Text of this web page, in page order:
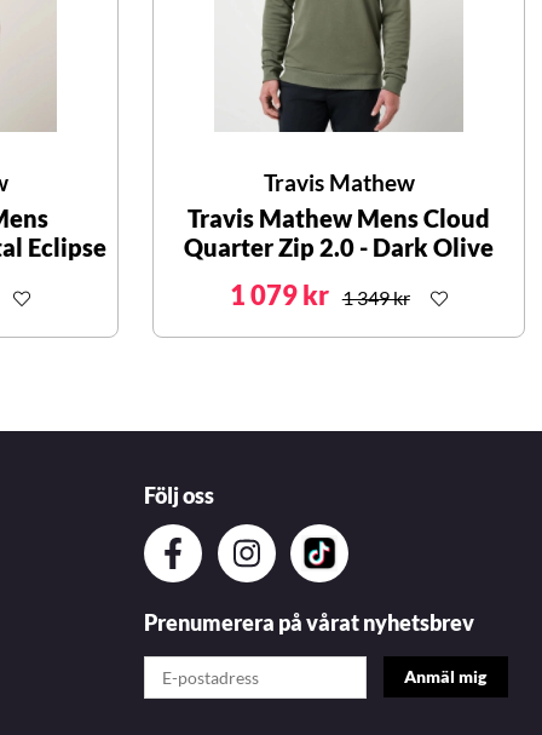
Eclipse
Travis Mathew
Travis Mathew Mens Cloud
Quarter Zip 2.0 - Dark Olive
1 079 kr 1 349 kr
Följ oss
Prenumerera på vårat nyhetsbrev